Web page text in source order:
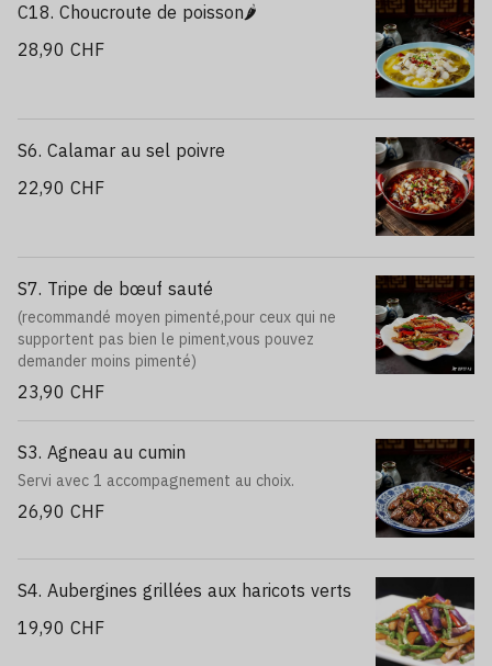
C18. Choucroute de poisson🌶️
28,90 CHF
S6. Calamar au sel poivre
22,90 CHF
S7. Tripe de bœuf sauté
(recommandé moyen pimenté,pour ceux qui ne
supportent pas bien le piment,vous pouvez
demander moins pimenté)
23,90 CHF
S3. Agneau au cumin
Servi avec 1 accompagnement au choix.
26,90 CHF
S4. Aubergines grillées aux haricots verts
19,90 CHF